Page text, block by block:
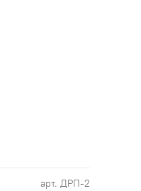
арт. ДРП-2